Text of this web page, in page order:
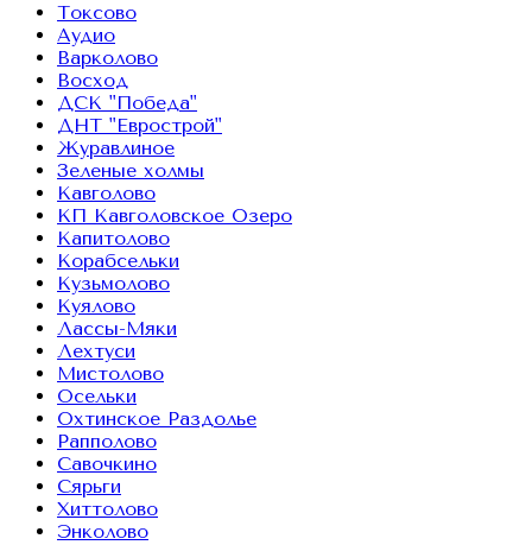
Токсово
Аудио
Варколово
Восход
ДСК "Победа"
ДНТ "Еврострой"
Журавлиное
Зеленые холмы
Кавголово
КП Кавголовское Озеро
Капитолово
Корабсельки
Кузьмолово
Куялово
Лассы-Мяки
Лехтуси
Мистолово
Осельки
Охтинское Раздолье
Рапполово
Савочкино
Сярьги
Хиттолово
Энколово